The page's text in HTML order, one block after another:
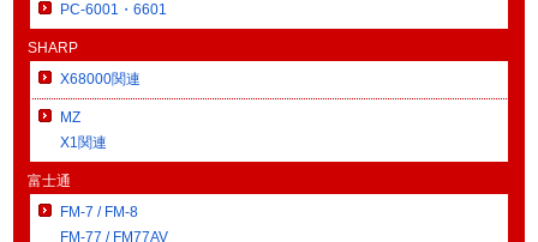
PC-6001・6601
SHARP
X68000関連
MZ
X1関連
富士通
FM-7 / FM-8
FM-77 / FM77AV